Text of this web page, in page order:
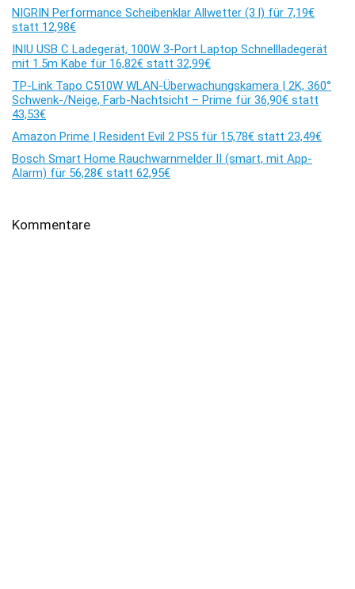
NIGRIN Performance Scheibenklar Allwetter (3 l) für 7,19€
statt 12,98€
INIU USB C Ladegerät, 100W 3-Port Laptop Schnellladegerät
mit 1.5m Kabe für 16,82€ statt 32,99€
TP-Link Tapo C510W WLAN-Überwachungskamera | 2K, 360°
Schwenk-/Neige, Farb-Nachtsicht – Prime für 36,90€ statt
43,53€
Amazon Prime | Resident Evil 2 PS5 für 15,78€ statt 23,49€
Bosch Smart Home Rauchwarnmelder II (smart, mit App-
Alarm) für 56,28€ statt 62,95€
Kommentare